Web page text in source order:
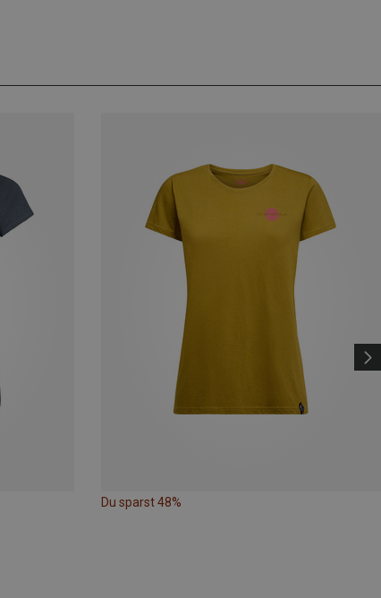
Du sparst 48%